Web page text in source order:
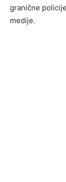
granične
medije.